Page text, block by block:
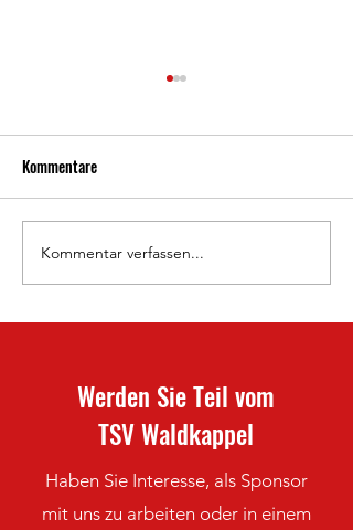
Kommentare
Kommentar verfassen...
Werden Sie Teil vom
TSV Waldkappel
Haben Sie Interesse, als Sponsor
mit uns zu arbeiten oder in einem